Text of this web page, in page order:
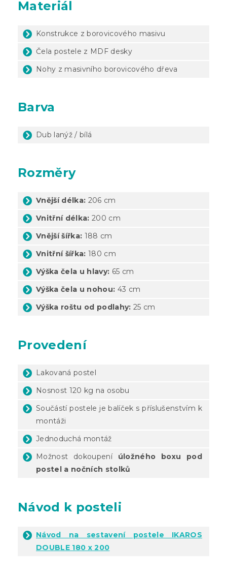
Materiál
Konstrukce z borovicového masivu
Čela postele z MDF desky
Nohy z masivního borovicového dřeva
Barva
Dub lanýž / bílá
Rozměry
Vnější délka: 206 cm
Vnitřní délka: 200 cm
Vnější šířka: 188 cm
Vnitřní šířka:180 cm
Výška čela u hlavy: 65 cm
Výška čela u nohou: 43 cm
Výška roštu od podlahy: 25 cm
Provedení
Lakovaná postel
Nosnost 120 kg na osobu
Součástí postele je balíček s příslušenstvím k
montáži
Jednoduchá montáž
Možnost dokoupení úložného boxu pod
postel a nočních stolků
Návod k posteli
Návod na sestavení postele IKAROS
DOUBLE 180 x 200